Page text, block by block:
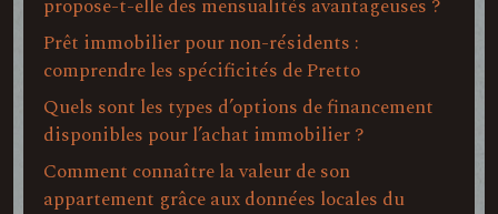
propose-t-elle des mensualités avantageuses ?
Prêt immobilier pour non-résidents :
comprendre les spécificités de Pretto
Quels sont les types d’options de financement
disponibles pour l’achat immobilier ?
Comment connaître la valeur de son
appartement grâce aux données locales du